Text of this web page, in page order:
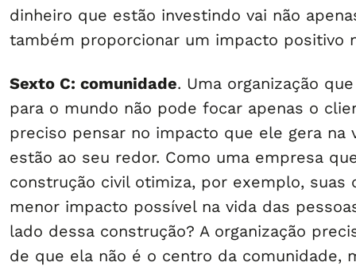
dinheiro que estão investindo vai não
também proporcionar um impacto positivo
Sexto C: comunidade. Uma organização
para o mundo não pode focar apenas o
preciso pensar no impacto que ele gera na
estão ao seu redor. Como uma empresa
construção civil otimiza, por exemplo, suas
menor impacto possível na vida das
lado dessa construção? A organização
de que ela não é o centro da comunidade,